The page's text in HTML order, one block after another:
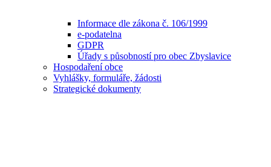
Informace dle zákona č. 106/1999
e-podatelna
GDPR
Úřady s působností pro obec Zbyslavice
Hospodaření obce
Vyhlášky, formuláře, žádosti
Strategické dokumenty